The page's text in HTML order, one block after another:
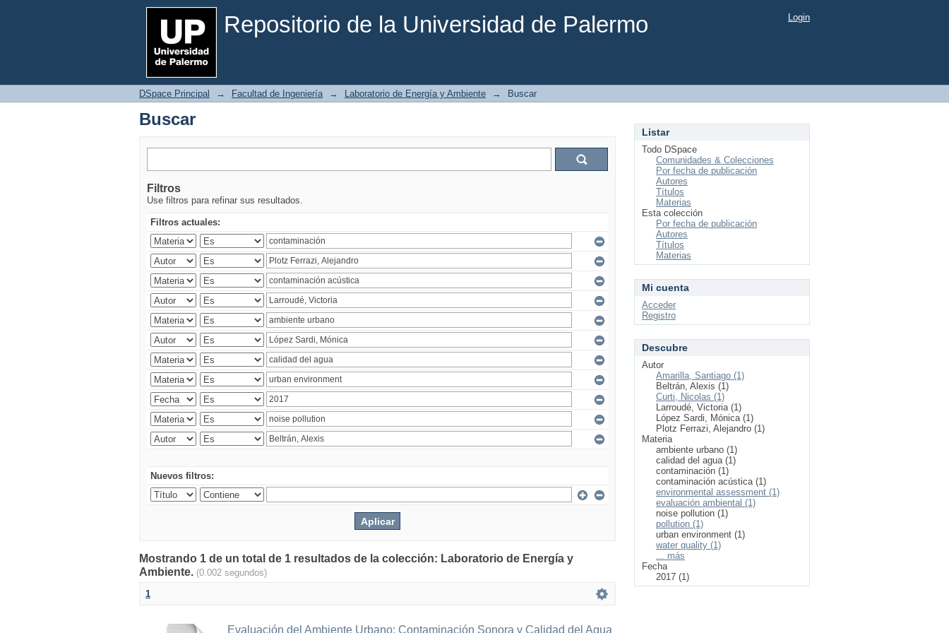
Repositorio de la Universidad de Palermo
Buscar Login
DSpace Principal → Facultad de Ingeniería → Laboratorio de Energía y Ambiente → Buscar
Buscar
Filtros
Use filtros para refinar sus resultados.
Filtros actuales:
Nuevos filtros:
Mostrando 1 de un total de 1 resultados de la colección: Laboratorio de Energía y
Ambiente. (0.002 segundos)
1
Evaluación del Ambiente Urbano: Contaminación Sonora y Calidad del Agua
Listar
Todo DSpace
Comunidades & Colecciones
Por fecha de publicación
Autores
Títulos
Materias
Esta colección
Por fecha de publicación
Autores
Títulos
Materias
Mi cuenta
Acceder
Registro
Descubre
Autor
Amarilla, Santiago (1)
Beltrán, Alexis (1)
Curti, Nicolas (1)
Larroudé, Victoria (1)
López Sardi, Mónica (1)
Plotz Ferrazi, Alejandro (1)
Materia
ambiente urbano (1)
calidad del agua (1)
contaminación (1)
contaminación acústica (1)
environmental assessment (1)
evaluación ambiental (1)
noise pollution (1)
pollution (1)
urban environment (1)
water quality (1)
... más
Fecha
2017 (1)